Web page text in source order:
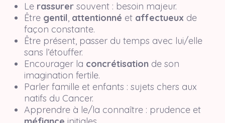
Le rassurer souvent : besoin majeur.
Être gentil, attentionné et affectueux de
façon constante.
Être présent, passer du temps avec lui/elle
sans l’étouffer.
Encourager la concrétisation de son
imagination fertile.
Parler famille et enfants : sujets chers aux
natifs du Cancer.
Apprendre à le/la connaître : prudence et